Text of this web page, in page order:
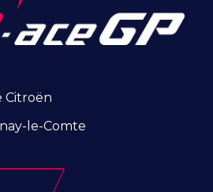
Citroën
le-Comte